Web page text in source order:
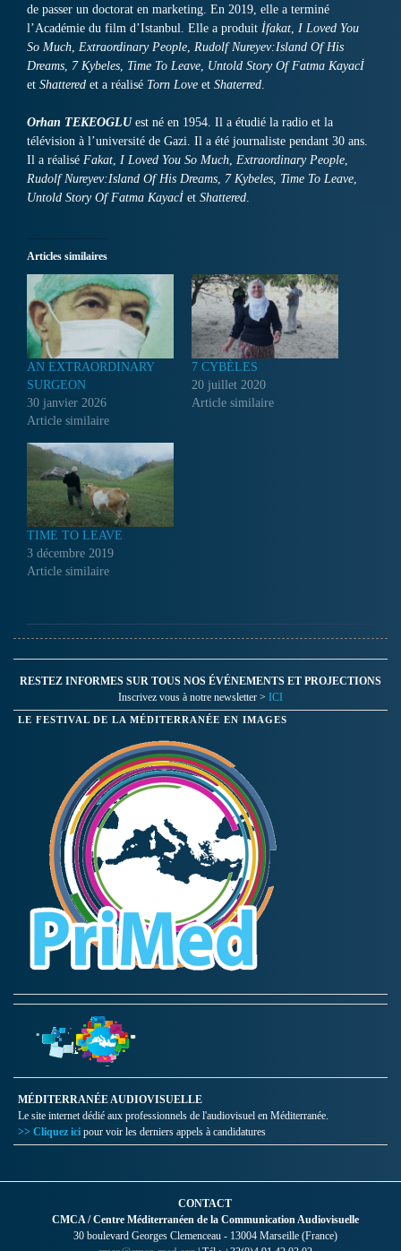
de passer un doctorat en marketing. En 2019, elle a terminé
l’Académie du film d’Istanbul. Elle a produit İfakat, I Loved You
So Much, Extraordinary People, Rudolf Nureyev:Island Of His
Dreams, 7 Kybeles, Time To Leave, Untold Story Of Fatma Kayacİ
et Shattered et a réalisé Torn Love et Shaterred.
Orhan TEKEOGLUest né en 1954. Il a étudié la radio et la
télévision à l’université de Gazi. Il a été journaliste pendant 30 ans.
Il a réalisé Fakat, I Loved You So Much, Extraordinary People,
Rudolf Nureyev:Island Of His Dreams, 7 Kybeles, Time To Leave,
Untold Story Of Fatma Kayacİ et Shattered.
Articles similaires
AN EXTRAORDINARY
SURGEON
30 janvier 2026
Article similaire
7 CYBÈLES
20 juillet 2020
Article similaire
TIME TO LEAVE
3 décembre 2019
Article similaire
RESTEZ INFORMES SUR TOUS NOS ÉVÉNEMENTS ET PROJECTIONS
Inscrivez vous à notre newsletter > ICI
LE FESTIVAL DE LA MÉDITERRANÉE EN IMAGES
MÉDITERRANÉE AUDIOVISUELLE
Le site internet dédié aux professionnels de l'audiovisuel en Méditerranée.
>> Cliquez ici pour voir les derniers appels à candidatures
CONTACT
CMCA / Centre Méditerranéen de la Communication Audiovisuelle
30 boulevard Georges Clemenceau - 13004 Marseille (France)